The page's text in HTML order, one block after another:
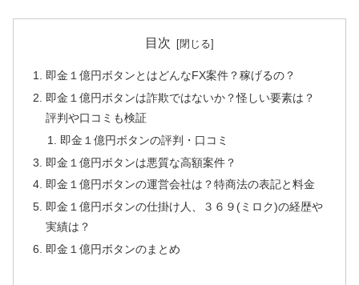
目次
即金１億円ボタンとはどんなFX案件？稼げるの？
即金１億円ボタンは詐欺ではないか？怪しい要素は？
評判や口コミも検証
即金１億円ボタンの評判・口コミ
即金１億円ボタンは悪質な高額案件？
即金１億円ボタンの運営会社は？特商法の表記と料金
即金１億円ボタンの仕掛け人、３６９(ミロク)の経歴や
実績は？
即金１億円ボタンのまとめ